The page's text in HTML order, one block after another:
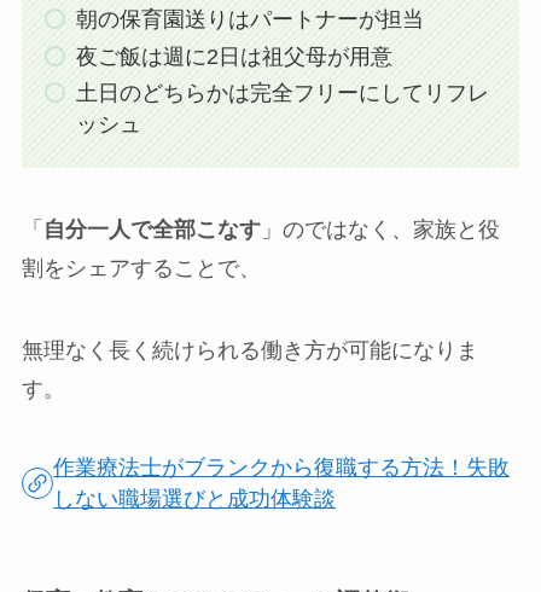
朝の保育園送りはパートナーが担当
夜ご飯は週に2日は祖父母が用意
土日のどちらかは完全フリーにしてリフレ
ッシュ
「 自分一人で全部こなす」のではなく、家族と役
割をシェアすることで、
無理なく長く続けられる働き方が可能になりま
す。
作業療法士がブランクから復職する方法！失敗
しない職場選びと成功体験談